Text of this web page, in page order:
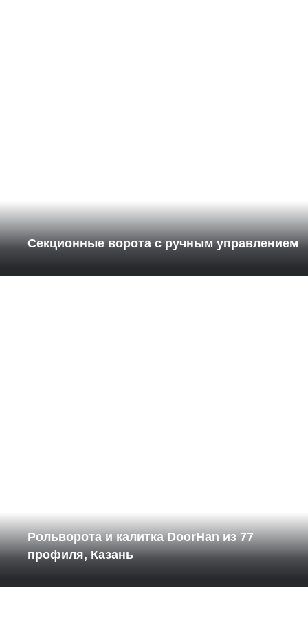
Секционные ворота с ручным управлением
Рольворота и калитка DoorHan из 77
профиля, Казань